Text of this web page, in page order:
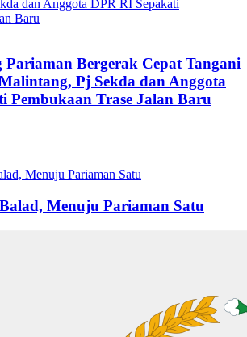
Pariaman Bergerak Cepat Tangani
Pj Sekda dan Anggota
Pembukaan Trase Jalan Baru
Menuju Pariaman Satu